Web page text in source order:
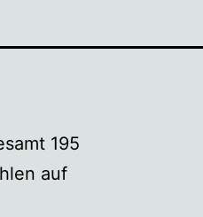
195
auf